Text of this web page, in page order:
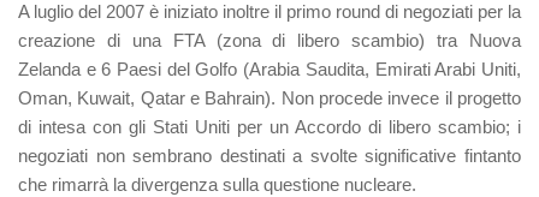
A luglio del 2007 è iniziato inoltre il primo round di negoziati per la
creazione di una FTA (zona di libero scambio) tra Nuova
Zelanda e 6 Paesi del Golfo (Arabia Saudita, Emirati Arabi Uniti,
Oman, Kuwait, Qatar e Bahrain). Non procede invece il progetto
di intesa con gli Stati Uniti per un Accordo di libero scambio; i
negoziati non sembrano destinati a svolte significative fintanto
che rimarrà la divergenza sulla questione nucleare.